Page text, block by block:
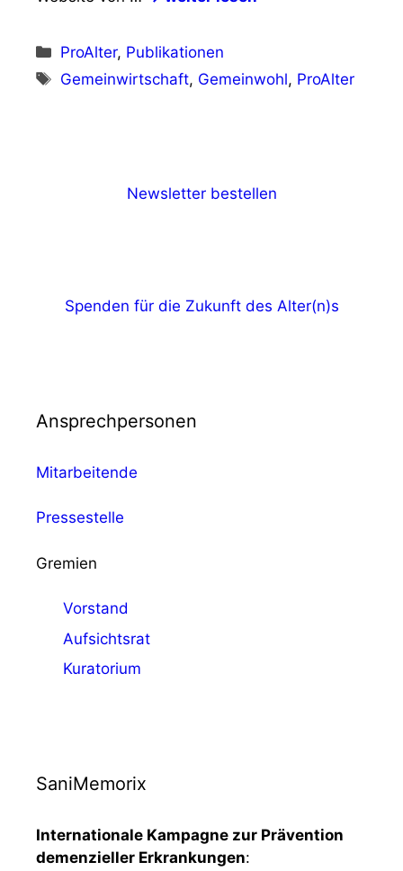
Kategorien
ProAlter, Publikationen
Schlagwörter
Gemeinwirtschaft, Gemeinwohl, ProAlter
Newsletter bestellen
Spenden für die Zukunft des Alter(n)s
Ansprechpersonen
Mitarbeitende
Pressestelle
Gremien
Vorstand
Aufsichtsrat
Kuratorium
SaniMemorix
Internationale Kampagne zur Prävention
demenzieller Erkrankungen: